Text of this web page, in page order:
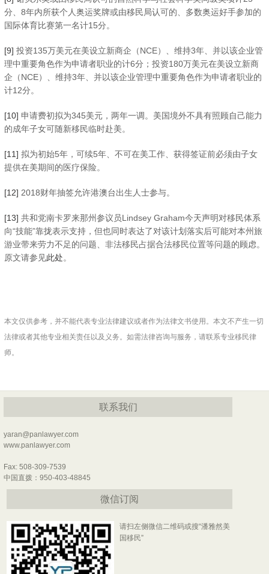
分、8年内所获个人奥运奖牌或由移民局认可的、多数奥运好手参加的
国际体育比赛第一名计15分。
[9] 投资135万美元在美设立新商企（NCE）、维持3年、并以该企业管
理中重要角色作为申请者职业的计6分；投资180万美元在美设立新商
企（NCE）、维持3年、并以该企业管理中重要角色作为申请者职业的
计12分。
[10] 申请费初拟为345美元，两年一调。美国境外不具有照顾自己能力
的成年子女可随新移民临时赴美。
[11] 拟为初始5年，可续5年、不可在美工作、获得签证前必须由子女
提供在美期间的医疗保险。
[12] 2018财年抽签允许港澳台出生人士参与。
[13] 共和党南卡罗来那州参议员Lindsey Graham今天声明对移民体系
向“技能”靠拢表示支持，但也同时表达了对该计划落实后可能对本州旅
游业带来劳力不足的问题、非法移民占据合法移民位置等问题的顾虑。
原文请参见此处。
本文仅供参考，并不能代表专业法律建议或者作为法律文书使用。本文不产生一切
法律或者其他专业相关责任以及义务。如需法律咨询与服务，请联系专业移民律
师。
联系我们
yaran@panlawyer.com
www.panlawyer.com
Fax: 508-309-7539
中国直拨：950-403-48845
微信订阅
请扫左侧微信二维码或搜“潘雅然美
国移民”